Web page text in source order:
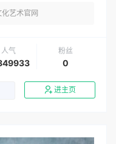
艺术官网
人气 粉丝
0
进主页